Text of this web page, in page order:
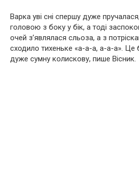
Варка уві сні спершу дуже
головою з боку у бік, а тоді
очей з’являлася сльоза, а з
сходило тихеньке «а-а-а, а-а-а». Це
дуже сумну колискову, пише Вісник.